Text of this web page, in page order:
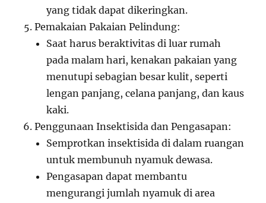
yang tidak dapat dikeringkan.
Pemakaian Pakaian Pelindung:
Saat harus beraktivitas di luar rumah
pada malam hari, kenakan pakaian yang
menutupi sebagian besar kulit, seperti
lengan panjang, celana panjang, dan kaus
kaki.
Penggunaan Insektisida dan Pengasapan:
Semprotkan insektisida di dalam ruangan
untuk membunuh nyamuk dewasa.
Pengasapan dapat membantu
mengurangi jumlah nyamuk di area